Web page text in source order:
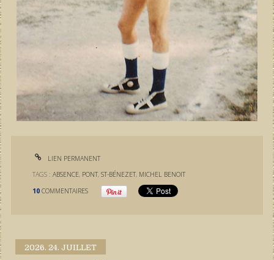
LIEN PERMANENT
TAGS :ABSENCE, PONT,ST-BÉNEZET, MICHEL BENOIT
10 COMMENTAIRES
2026. 24. JUILLET